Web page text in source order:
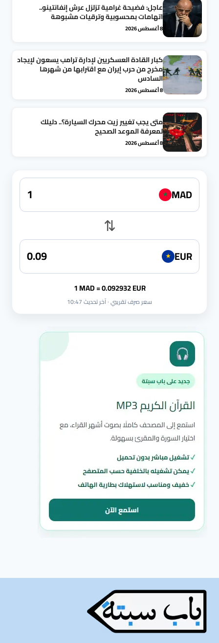
عاجل: فضيحة غرامية تزلزل عرش إنفانتينو..
اتهامات بمحسوبية وترقيات مشبوهة
8 أغسطس 2026
كبار القادة العسكريين لإدارة ترامب يسعون لإيجاد
مخرج من حرب إيران مع اقترابها من شهرها
السادس
8 أغسطس 2026
متى يجب تغيير زيت محرك السيارة؟.. دليلك
لمعرفة الموعد الصحيح
8 أغسطس 2026
★ MAD
⇅
★ EUR
1 MAD = 0.092932 EUR
سعر صرف تقريبي · آخر تحديث 10:47